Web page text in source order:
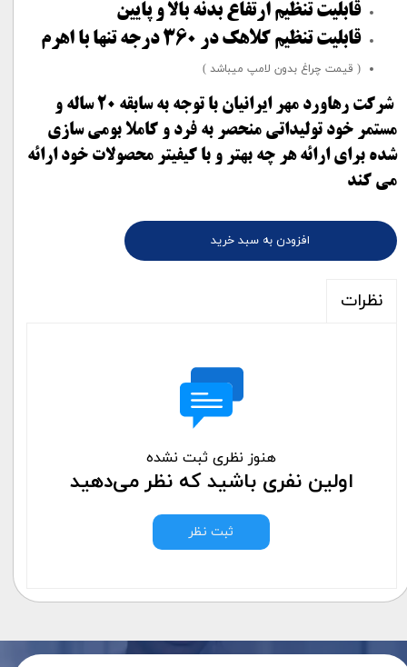
قابلیت تنظیم ارتفاع بدنه بالا و پایین
قابلیت تنظیم کلاهک در 360 درجه تنها با اهرم
( قیمت چراغ بدون لامپ میباشد )
شرکت رهاورد مهر ایرانیان با توجه به سابقه 20 ساله و
مستمر خود تولیداتی منحصر به فرد و کاملا بومی سازی
شده برای ارائه هر چه بهتر و با کیفیتر محصولات خود ارائه
می کند
افزودن به سبد خرید
نظرات
هنوز نظری ثبت نشده
اولین نفری باشید که نظر می‌دهید
ثبت نظر